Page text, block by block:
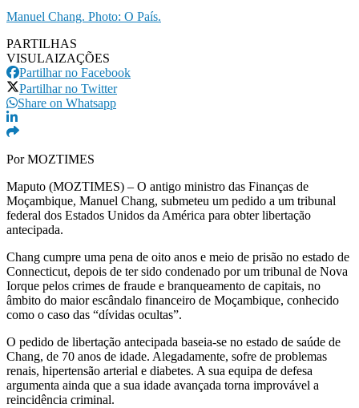
Manuel Chang. Photo: O País.
PARTILHAS
VISULAIZAÇÕES
Partilhar no Facebook
Partilhar no Twitter
Share on Whatsapp
Por MOZTIMES
Maputo (MOZTIMES) – O antigo ministro das Finanças de
Moçambique, Manuel Chang, submeteu um pedido a um tribunal
federal dos Estados Unidos da América para obter libertação
antecipada.
Chang cumpre uma pena de oito anos e meio de prisão no estado de
Connecticut, depois de ter sido condenado por um tribunal de Nova
Iorque pelos crimes de fraude e branqueamento de capitais, no
âmbito do maior escândalo financeiro de Moçambique, conhecido
como o caso das “dívidas ocultas”.
O pedido de libertação antecipada baseia-se no estado de saúde de
Chang, de 70 anos de idade. Alegadamente, sofre de problemas
renais, hipertensão arterial e diabetes. A sua equipa de defesa
argumenta ainda que a sua idade avançada torna improvável a
reincidência criminal.